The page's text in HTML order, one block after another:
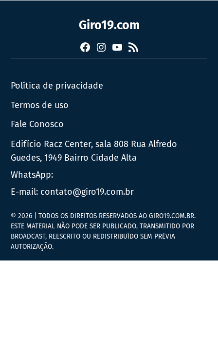
Giro19.com
Facebook
Instagram
YouTube
RSS
Política de privacidade
Termos de uso
Fale Conosco
Edifício Racz Center, sala 808 Rua Alfredo
Guedes, 1949 Bairro Cidade Alta
WhatsApp:
E-mail: contato@giro19.com.br
© 2026 | TODOS OS DIREITOS RESERVADOS AO GIRO19.COM.BR.
ESTE MATERIAL NÃO PODE SER PUBLICADO, TRANSMITIDO POR
BROADCAST, REESCRITO OU REDISTRIBUÍDO SEM PRÉVIA
AUTORIZAÇÃO.